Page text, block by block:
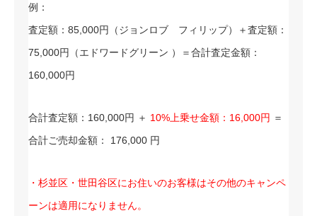
例：
査定額：85,000円（ジョンロブ フィリップ）＋査定額：
75,000円（エドワードグリーン ）＝合計査定金額：
160,000円
合計査定額：160,000円 ＋ 10%上乗せ金額：16,000円 ＝
合計ご売却金額： 176,000 円
・杉並区・世田谷区にお住いのお客様はその他のキャンペ
ーンは適用になりません。